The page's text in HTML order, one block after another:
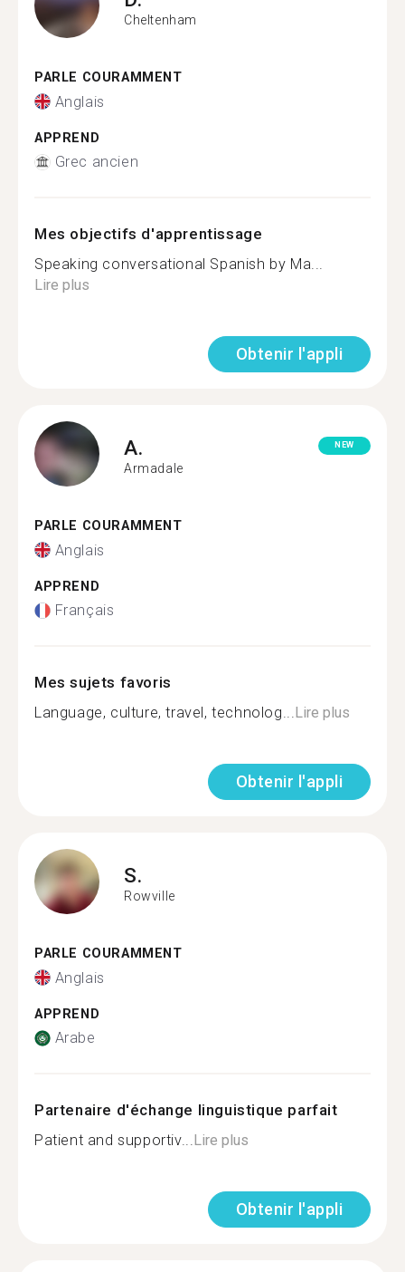
Cheltenham
PARLE COURAMMENT
Anglais
APPREND
Grec ancien
Mes objectifs d'apprentissage
Speaking conversational Spanish by Ma...
Lire plus
Obtenir l'appli
A.
Armadale
NEW
PARLE COURAMMENT
Anglais
APPREND
Français
Mes sujets favoris
Language, culture, travel, technolog...Lire plus
Obtenir l'appli
S.
Rowville
PARLE COURAMMENT
Anglais
APPREND
Arabe
Partenaire d'échange linguistique parfait
Patient and supportiv...Lire plus
Obtenir l'appli